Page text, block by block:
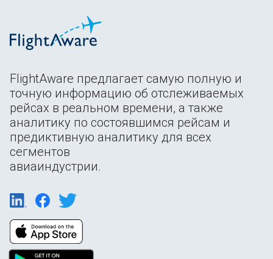
FlightAware предлагает самую полную и
точную информацию об отслеживаемых
рейсах в реальном времени, а также
аналитику по состоявшимся рейсам и
предиктивную аналитику для всех
сегментов
авиаиндустрии.